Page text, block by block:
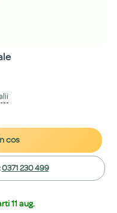
11 aug.
cos
0371 230 499